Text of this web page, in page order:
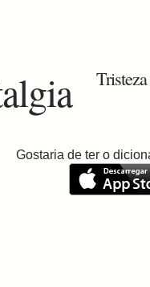
Gostaria de ter o